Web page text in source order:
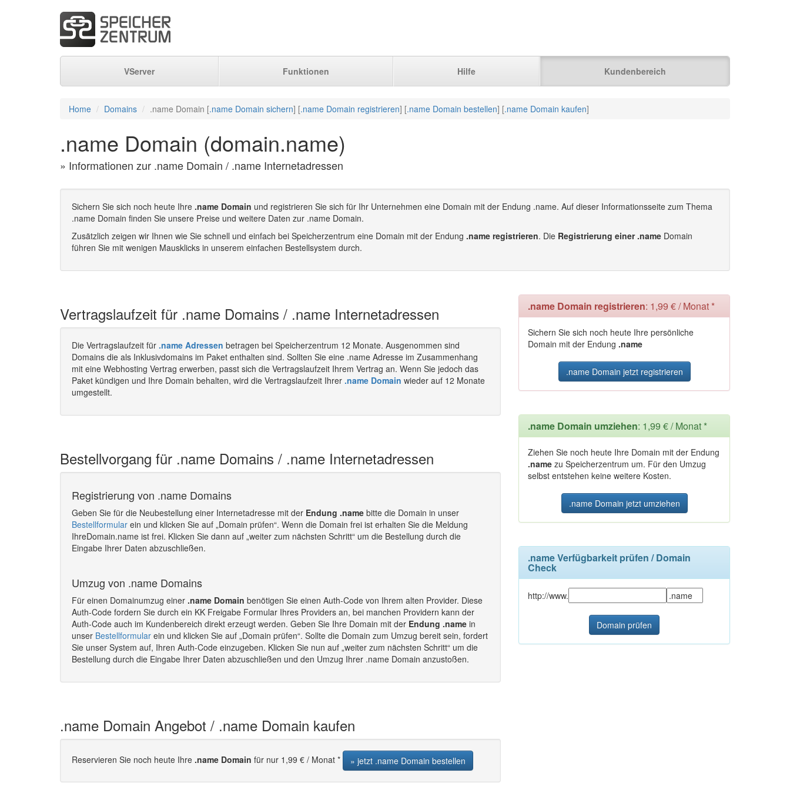
VServer Funktionen Hilfe Kundenbereich
Home Domains .name Domain [.name Domain sichern] [.name Domain registrieren] [.name Domain bestellen] [.name Domain kaufen]
.name Domain (domain.name)
» Informationen zur .name Domain / .name Internetadressen
Sichern Sie sich noch heute Ihre .name Domain und registrieren Sie sich für Ihr Unternehmen eine Domain mit der Endung .name. Auf dieser Informationsseite zum Thema
.name Domain finden Sie unsere Preise und weitere Daten zur .name Domain.
Zusätzlich zeigen wir Ihnen wie Sie schnell und einfach bei Speicherzentrum eine Domain mit der Endung .name registrieren. Die Registrierung einer .name Domain
führen Sie mit wenigen Mausklicks in unserem einfachen Bestellsystem durch.
Vertragslaufzeit für .name Domains / .name Internetadressen
Die Vertragslaufzeit für .name Adressen betragen bei Speicherzentrum 12 Monate. Ausgenommen sind
Domains die als Inklusivdomains im Paket enthalten sind. Sollten Sie eine .name Adresse im Zusammenhang
mit eine Webhosting Vertrag erwerben, passt sich die Vertragslaufzeit Ihrem Vertrag an. Wenn Sie jedoch das
Paket kündigen und Ihre Domain behalten, wird die Vertragslaufzeit Ihrer .name Domain wieder auf 12 Monate
umgestellt.
Bestellvorgang für .name Domains / .name Internetadressen
Registrierung von .name Domains
Geben Sie für die Neubestellung einer Internetadresse mit der Endung .name bitte die Domain in unser
Bestellformular ein und klicken Sie auf „Domain prüfen“. Wenn die Domain frei ist erhalten Sie die Meldung
IhreDomain.name ist frei. Klicken Sie dann auf „weiter zum nächsten Schritt“ um die Bestellung durch die
Eingabe Ihrer Daten abzuschließen.
Umzug von .name Domains
Für einen Domainumzug einer .name Domain benötigen Sie einen Auth-Code von Ihrem alten Provider. Diese
Auth-Code fordern Sie durch ein KK Freigabe Formular Ihres Providers an, bei manchen Providern kann der
Auth-Code auch im Kundenbereich direkt erzeugt werden. Geben Sie Ihre Domain mit der Endung .name in
unser Bestellformular ein und klicken Sie auf „Domain prüfen“. Sollte die Domain zum Umzug bereit sein, fordert
Sie unser System auf, Ihren Auth-Code einzugeben. Klicken Sie nun auf „weiter zum nächsten Schritt“ um die
Bestellung durch die Eingabe Ihrer Daten abzuschließen und den Umzug Ihrer .name Domain anzustoßen.
.name Domain Angebot / .name Domain kaufen
Reservieren Sie noch heute Ihre .name Domain für nur 1,99 € / Monat * » jetzt .name Domain bestellen
.name Domain registrieren: 1,99 € / Monat *
Sichern Sie sich noch heute Ihre persönliche
Domain mit der Endung .name
.name Domain jetzt registrieren
.name Domain umziehen: 1,99 € / Monat *
Ziehen Sie noch heute Ihre Domain mit der Endung
.name zu Speicherzentrum um. Für den Umzug
selbst entstehen keine weitere Kosten.
.name Domain jetzt umziehen
.name Verfügbarkeit prüfen / Domain
Check
http://www.